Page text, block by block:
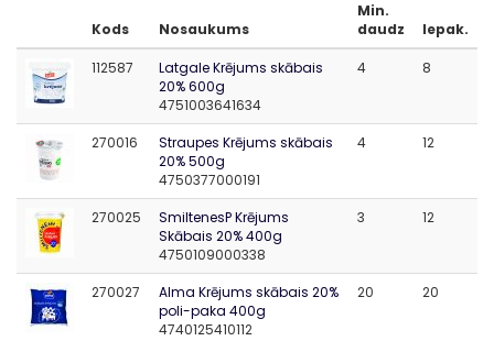
Kods Nosaukums
Min.
daudz
Iepak.
112587
Latgale Krējums skābais
20% 600g
4751003641634
4 8
270016
Straupes Krējums skābais
20% 500g
4750377000191
4 12
270025
SmiltenesP Krējums
Skābais 20% 400g
4750109000338
3 12
270027
Alma Krējums skābais 20%
poli-paka 400g
4740125410112
20 20